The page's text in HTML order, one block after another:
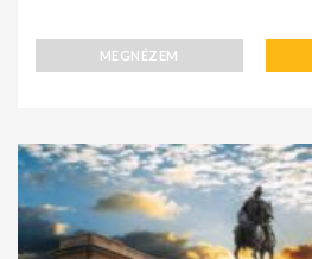
MEGNÉZEM